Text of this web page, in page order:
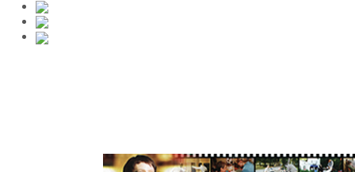
Ośrodek Reh-Szkol
Sprawozdania